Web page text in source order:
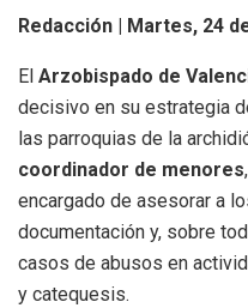
Redacción | Martes, 24
El Arzobispado de
decisivo en su estrategia
las parroquias de la
coordinador de menores
encargado de asesorar a
documentación y, sobre
casos de abusos en
y catequesis.